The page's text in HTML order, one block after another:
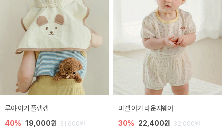
루야 아기 플랩캡
40% 19,000원 31,600원
미렐 아기 라운지웨어
30% 22,400원 32,000원